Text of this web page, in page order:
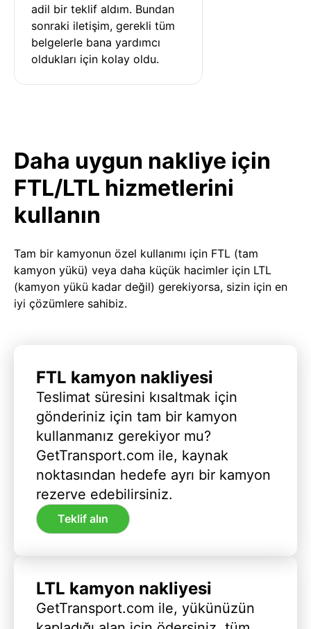
adil bir teklif aldım. Bundan
sonraki iletişim, gerekli tüm
belgelerle bana yardımcı
oldukları için kolay oldu.
Daha uygun nakliye için
FTL/LTL hizmetlerini
kullanın
Tam bir kamyonun özel kullanımı için FTL (tam
kamyon yükü) veya daha küçük hacimler için LTL
(kamyon yükü kadar değil) gerekiyorsa, sizin için en
iyi çözümlere sahibiz.
FTL kamyon nakliyesi
Teslimat süresini kısaltmak için
gönderiniz için tam bir kamyon
kullanmanız gerekiyor mu?
GetTransport.com ile, kaynak
noktasından hedefe ayrı bir kamyon
rezerve edebilirsiniz.
Teklif alın
LTL kamyon nakliyesi
GetTransport.com ile, yükünüzün